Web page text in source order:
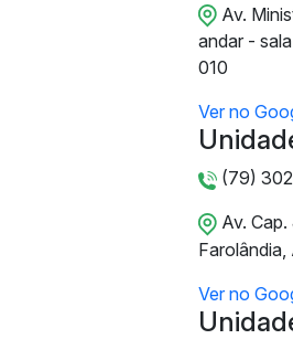
Av.
andar -
010
Ver no
(79)
Av.
Ver no